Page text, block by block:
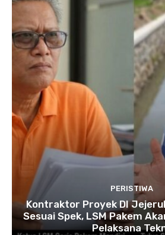
PERISTIWA
Kontraktor Proyek DI
Sesuai Spek, LSM Pakem
Pelaksana